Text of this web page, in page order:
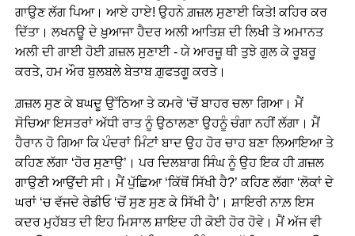
ਗਾਉਣ ਲੱਗ ਪਿਆ। ਆਏ ਹਾਏ! ਉਹਨੇ ਗ਼ਜ਼ਲ ਸੁਣਾਈ ਕਿਤੇ! ਕਹਿਰ ਕਰ
ਦਿੱਤਾ। ਲਖਨਊ ਦੇ ਖ਼ੁਆਜਾ ਹੈਦਰ ਅਲੀ ਆਤਿਸ਼ ਦੀ ਲਿਖੀ ਤੇ ਅਮਾਨਤ
ਅਲੀ ਦੀ ਗਾਈ ਹੋਈ ਗ਼ਜ਼ਲ ਸੁਣਾਈ - ਯੇ ਆਰਜ਼ੂ ਥੀ ਤੁਝੇ ਗੁਲ ਕੇ ਰੂਬਰੂ
ਕਰਤੇ, ਹਮ ਔਰ ਬੁਲਬਲੇ ਬੇਤਾਬ ਗ਼ੁਫਤਗੂ ਕਰਤੇ।
ਗ਼ਜ਼ਲ ਸੁਣ ਕੇ ਬਘਦੂ ਉੱਠਿਆ ਤੇ ਕਮਰੇ ‘ਚੋਂ ਬਾਹਰ ਚਲਾ ਗਿਆ। ਮੈਂ
ਸੋਚਿਆ ਇਸਤਰਾਂ ਅੱਧੀ ਰਾਤ ਨੂੰ ਉਠਾਲਣਾ ਉਹਨੂੰ ਚੰਗਾ ਨਹੀਂ ਲੱਗਾ। ਮੈਂ
ਹੈਰਾਨ ਹੋ ਗਿਆ ਕਿ ਪੰਦਰਾਂ ਮਿੰਟਾਂ ਬਾਦ ਉਹ ਹੋਰ ਚਾਹ ਬਣਾ ਲਿਆਇਆ ਤੇ
ਕਹਿਣ ਲੱਗਾ ‘ਹੋਰ ਸੁਣਾਉ’। ਪਰ ਦਿਲਬਾਗ ਸਿੰਘ ਨੂੰ ਉਹ ਇਕ ਹੀ ਗ਼ਜ਼ਲ
ਗਾਉਣੀ ਆਉਂਦੀ ਸੀ। ਮੈਂ ਪੁੱਛਿਆ ‘ਕਿੱਥੋਂ ਸਿੱਖੀ ਹੈ?’ ਕਹਿਣ ਲੱਗਾ ‘ਲੋਕਾਂ ਦੇ
ਘਰਾਂ ‘ਚ ਵੱਜਦੇ ਰੇਡੀਓ ‘ਚੋਂ ਸੁਣ ਸੁਣ ਕੇ ਸਿੱਖੀ ਹੈ’। ਸ਼ਾਇਰੀ ਨਾਲ਼ ਇਸ
ਕਦਰ ਮੁਹੱਬਤ ਦੀ ਇਹ ਮਿਸਾਲ ਸ਼ਾਇਦ ਹੀ ਕੋਈ ਹੋਰ ਹੋਵੇ। ਮੈਂ ਅੱਜ ਵੀ